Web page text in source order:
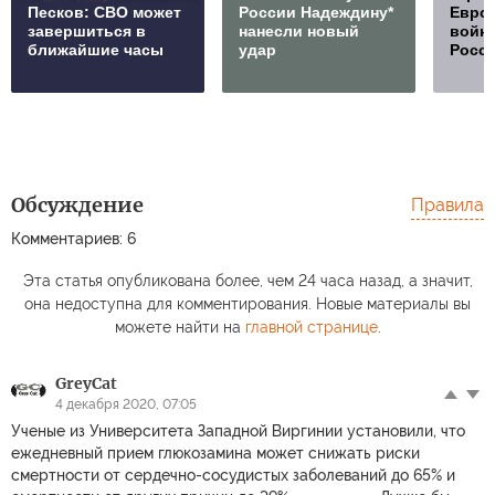
Песков: СВО может
завершиться в
ближайшие часы
России Надеждину*
нанесли новый
удар
Обсуждение
Комментариев: 6
Правила
Эта статья опубликована более, чем 24 часа назад, а значит,
она недоступна для комментирования. Новые материалы вы
можете найти на главной странице.
GreyCat
4 декабря 2020, 07:05
Ученые из Университета Западной Виргинии установили, что
ежедневный прием глюкозамина может снижать риски
смертности от сердечно-сосудистых заболеваний до 65% и